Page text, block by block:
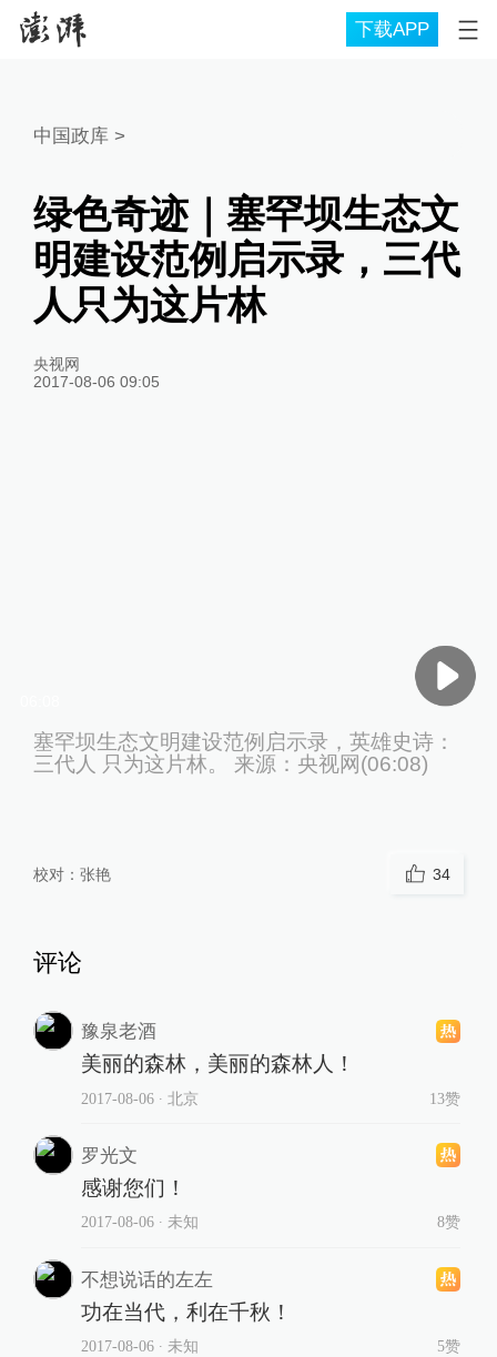
下载APP
中国政库 >
绿色奇迹｜塞罕坝生态文
明建设范例启示录，三代
人只为这片林
央视网
2017-08-06 09:05
塞罕坝生态文明建设范例启示录，英雄史诗：
三代人 只为这片林。 来源：央视网(06:08)
校对： 张艳 34
评论
豫泉老酒
美丽的森林，美丽的森林人！
2017-08-06∙ 北京 13赞
罗光文
感谢您们！
2017-08-06∙ 未知 8赞
不想说话的左左
功在当代，利在千秋！
2017-08-06∙ 未知 5赞